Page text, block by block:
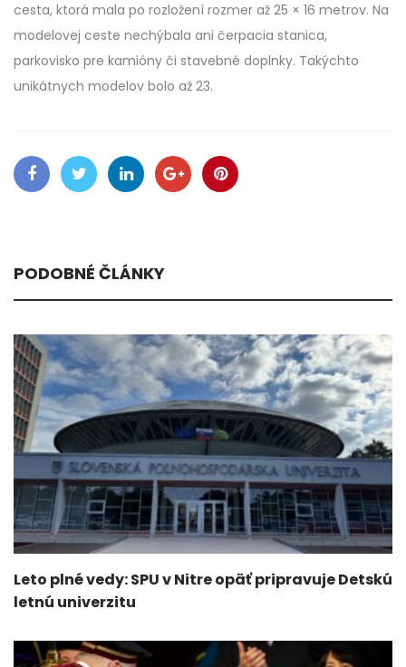
cesta, ktorá mala po rozložení rozmer až 25 × 16 metrov. Na
modelovej ceste nechýbala ani čerpacia stanica,
parkovisko pre kamióny či stavebné doplnky. Takýchto
unikátnych modelov bolo až 23.
PODOBNÉ ČLÁNKY
Leto plné vedy: SPU v Nitre opäť pripravuje Detskú
letnú univerzitu